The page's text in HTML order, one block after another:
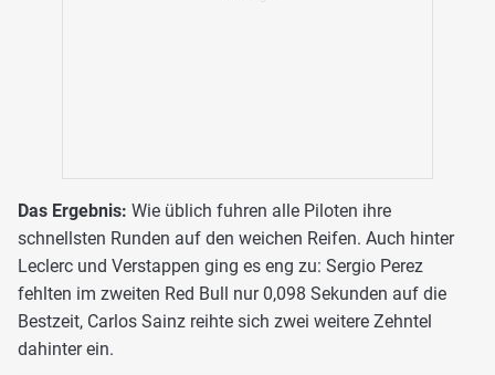
Das Ergebnis: Wie üblich fuhren alle Piloten ihre
schnellsten Runden auf den weichen Reifen. Auch hinter
Leclerc und Verstappen ging es eng zu: Sergio Perez
fehlten im zweiten Red Bull nur 0,098 Sekunden auf die
Bestzeit, Carlos Sainz reihte sich zwei weitere Zehntel
dahinter ein.